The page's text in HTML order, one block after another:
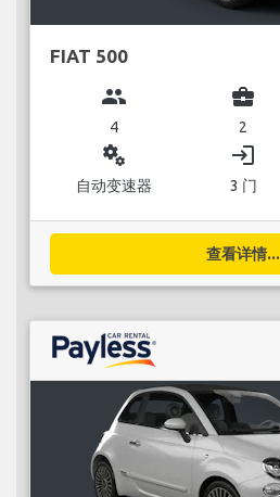
FIAT 500
group
4
business_center
2
miscellaneous_services
自动变速器
login
3 门
查看详情...